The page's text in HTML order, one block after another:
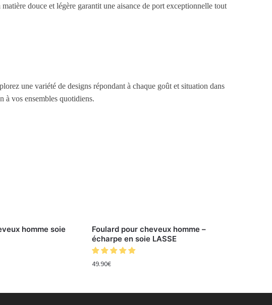
douce et légère garantit une aisance de port exceptionnelle tout
une variété de designs répondant à chaque goût et situation dans
à vos ensembles quotidiens.
homme soie
Foulard pour cheveux homme –
écharpe en soie LASSE
49.90€